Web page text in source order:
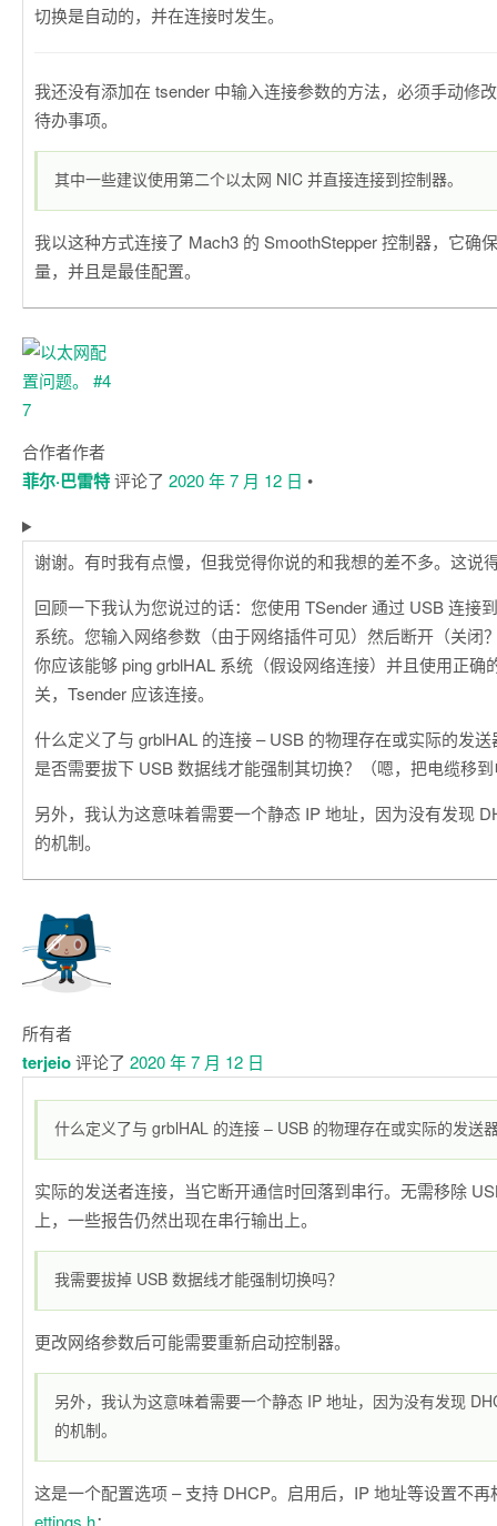
切换是自动的，并在连接时发生。
我还没有添加在 tsender 中输入连接参数的方法，必须手动修
待办事项。
其中一些建议使用第二个以太网 NIC 并直接连接到控制器。
我以这种方式连接了 Mach3 的 SmoothStepper 控制器，它确
量，并且是最佳配置。
合作者作者
菲尔·巴雷特评论了 2020 年 7 月 12 日 •
谢谢。有时我有点慢，但我觉得你说的和我想的差不多。这说
回顾一下我认为您说过的话：您使用 TSender 通过 USB 连接
系统。您输入网络参数（由于网络插件可见）然后断开（关闭
你应该能够 ping grblHAL 系统（假设网络连接）并且使用正确
关，Tsender 应该连接。
什么定义了与 grblHAL 的连接 – USB 的物理存在或实际的发
是否需要拔下 USB 数据线才能强制其切换？（嗯，把电缆移
另外，我认为这意味着需要一个静态 IP 地址，因为没有发现
的机制。
所有者
terjeio评论了 2020 年 7 月 12 日
什么定义了与 grblHAL 的连接 – USB 的物理存在或实际的发送
实际的发送者连接，当它断开通信时回落到串行。无需移除
上，一些报告仍然出现在串行输出上。
我需要拔掉 USB 数据线才能强制切换吗？
更改网络参数后可能需要重新启动控制器。
另外，我认为这意味着需要一个静态 IP 地址，因为没有发现
的机制。
这是一个配置选项 – 支持 DHCP。启用后，IP 地址等设置不
ettings.h：